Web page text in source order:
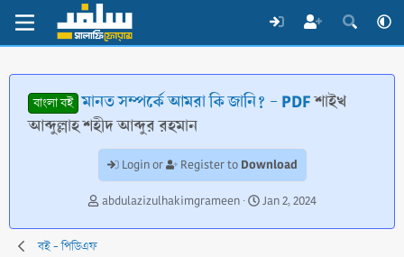
বাংলা বই মানত সম্পর্কে আমরা কি জানি? - PDFশাইখ
আব্দুল্লাহ শহীদ আব্দুর রহমান
Login or Register to Download
T
r
abdulazizulhakimgrameen
S
a
Jan 2, 2024
বই - পিডিএফ